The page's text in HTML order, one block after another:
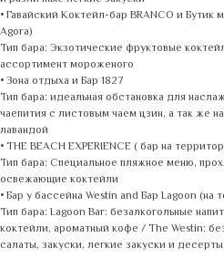
• Гавайский Коктейл-бар BRANCO и
Agora)
Тип бара: Экзотические фруктовые
ассортимент мороженого
• Зона отдыха и Бар 1827
Тип бара: идеальная обстановка для
чаепития с листовым чаем цзин, а так же
лавандой
• THE BEACH EXPERIENCE ( бар на
Тип бара: Специальное пляжное меню,
освежающие коктейли
• Бар у бассейна Westin and Бар Lagoon
Тип бара: Lagoon Bar: безалкогольные
коктейли, ароматный кофе / The Westin:
салаты, закуски, легкие закуски и десерты